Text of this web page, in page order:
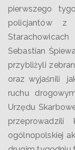
pierwszego
policjantów z
Sebastian
przybliżyli
oraz wyjaśnili
ruchu
Urzędu
ogólnopolskiej